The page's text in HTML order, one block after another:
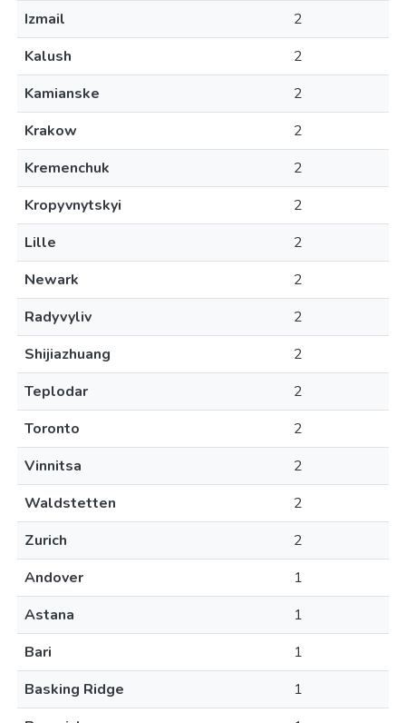
Izmail
2
Kalush
2
Kamianske
2
Krakow
2
Kremenchuk
2
Kropyvnytskyi
2
Lille
2
Newark
2
Radyvyliv
2
Shijiazhuang
2
Teplodar
2
Toronto
2
Vinnitsa
2
Waldstetten
2
Zurich
2
Andover
1
Astana
1
Bari
1
Basking Ridge
1